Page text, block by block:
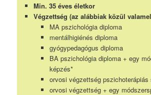
Min. 35 éves életkor
Végzettség (az alábbiak közül
MA pszichológia diploma
mentálhigiénés diploma
gyógypedagógus diploma
BA pszichológia diploma + egy
képzés*
orvosi végzettség
orvosi végzettség + egy